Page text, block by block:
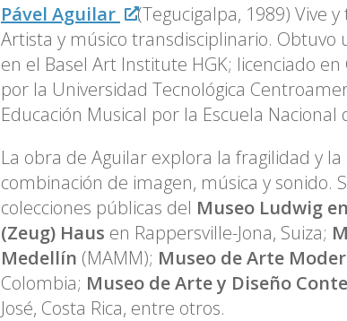
Pável Aguilar
(Tegucigalpa, 1989) Vive
Artista y músico transdisciplinario. Obtuvo
en el Basel Art Institute HGK; licenciado
por la Universidad Tecnológica
Educación Musical por la Escuela Nacional
La obra de Aguilar explora la fragilidad y
combinación de imagen, música y sonido.
colecciones públicas del Museo Ludwig
(Zeug) Haus en Rappersville-Jona, Suiza;
Medellín (MAMM); Museo de Arte
Colombia; Museo de Arte y Diseño
José, Costa Rica, entre otros.